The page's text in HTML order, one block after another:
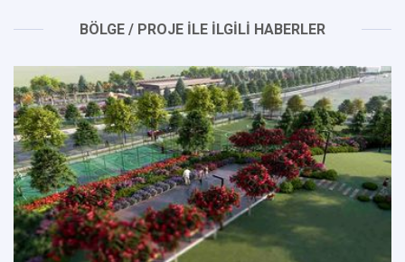
BÖLGE / PROJE İLE İLGİLİ HABERLER